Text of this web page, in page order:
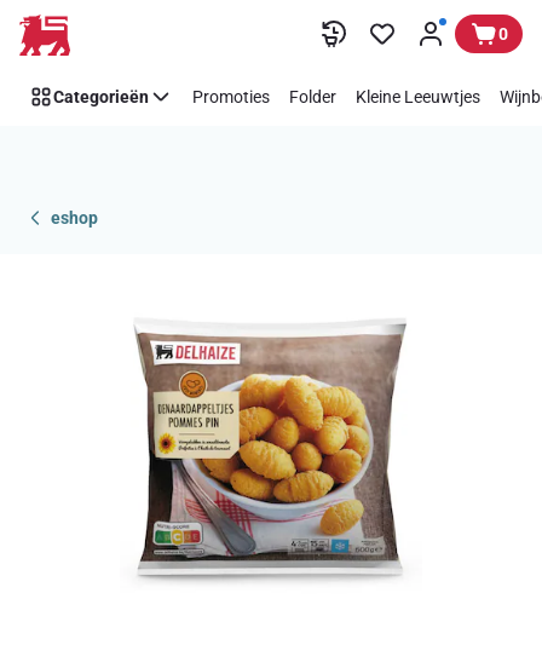
Overslaan 0
Categorieën Promoties Folder Kleine Leeuwtjes
eshop